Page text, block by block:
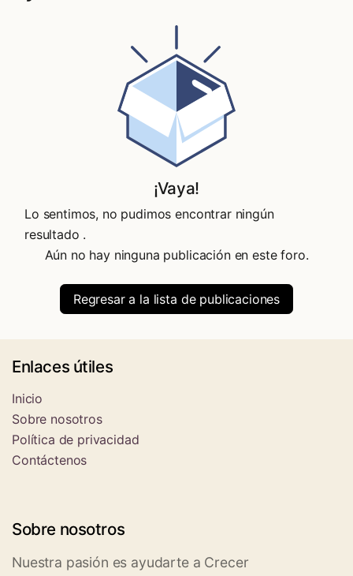
¡Vaya!
Lo sentimos, no pudimos encontrar ningún
resultado .
Aún no hay ninguna publicación en este foro.
Regresar a la lista de publicaciones
Enlaces útiles
Inicio
Sobre nosotros
Política de privacidad
Contáctenos
Sobre nosotros
Nuestra pasión es ayudarte a Crecer